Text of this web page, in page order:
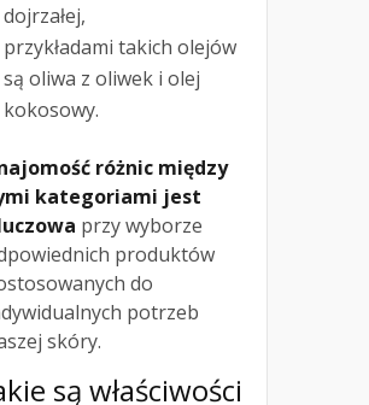
dojrzałej,
przykładami takich olejów
są oliwa z oliwek i olej
kokosowy.
różnic między
kategoriami jest
przy wyborze
produktów
do
potrzeb
skóry.
są właściwości